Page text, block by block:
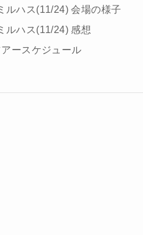
ルハス(11/24) 会場の様子
ルハス(11/24) 感想
ースケジュール